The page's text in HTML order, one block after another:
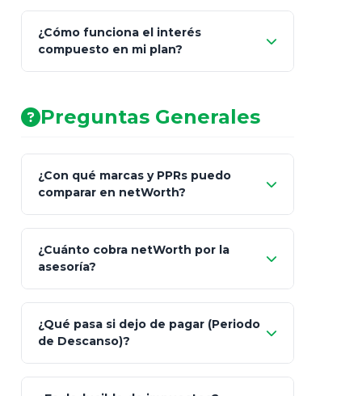
AA (Muy Fuerte)
¿Cómo funciona el interés
compuesto en mi plan?
Preguntas Generales
¿Con qué marcas y PPRs puedo
comparar en netWorth?
¿Cuánto cobra netWorth por la
asesoría?
¿Qué pasa si dejo de pagar (Periodo
de Descanso)?